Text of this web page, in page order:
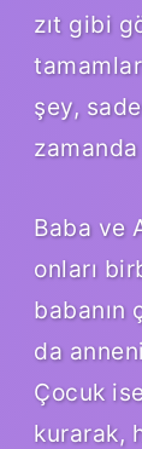
zıt gibi
şey,
Baba ve
onları
babanın
da
Çocuk
kurarak,